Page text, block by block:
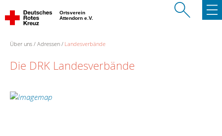
Ortsverein
Attendorn e.V.
Über uns Adressen Landesverbände
Die DRK Landesverbände